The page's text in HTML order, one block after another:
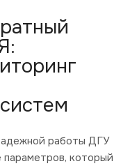
работы ДГУ
который